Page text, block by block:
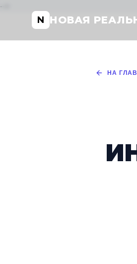
-->
N НОВАЯ
НА